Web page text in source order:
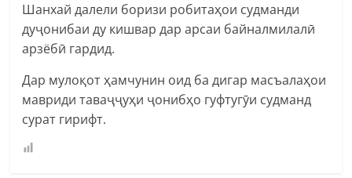
Шанхай далели боризи робитаҳои судманди
дуҷонибаи ду кишвар дар арсаи байналмилалӣ
арзёбӣ гардид.
Дар мулоқот ҳамчунин оид ба дигар масъалаҳои
мавриди таваҷҷуҳи ҷонибҳо гуфтугӯи судманд
сурат гирифт.